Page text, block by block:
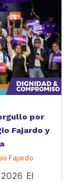
por
Fajardo y
Fajardo
El